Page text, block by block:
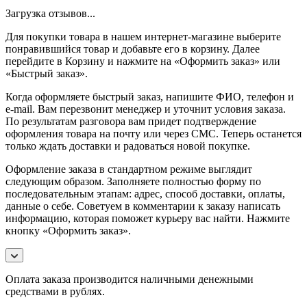
Загрузка отзывов...
Для покупки товара в нашем интернет-магазине выберите
понравившийся товар и добавьте его в корзину. Далее
перейдите в Корзину и нажмите на «Оформить заказ» или
«Быстрый заказ».
Когда оформляете быстрый заказ, напишите ФИО, телефон и
e-mail. Вам перезвонит менеджер и уточнит условия заказа.
По результатам разговора вам придет подтверждение
оформления товара на почту или через СМС. Теперь останется
только ждать доставки и радоваться новой покупке.
Оформление заказа в стандартном режиме выглядит
следующим образом. Заполняете полностью форму по
последовательным этапам: адрес, способ доставки, оплаты,
данные о себе. Советуем в комментарии к заказу написать
информацию, которая поможет курьеру вас найти. Нажмите
кнопку «Оформить заказ».
Оплата заказа производится наличными денежными
средствами в рублях.